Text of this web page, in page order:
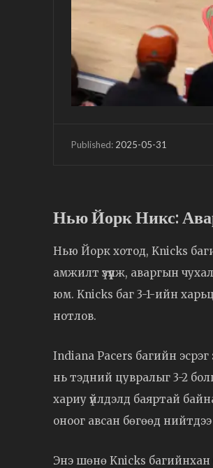
Published: 2025-05-31
Нью Йорк Никс:
Нью Йорк хотод, Knicks
амжилт үзүүлж, аваргын
юм. Knicks баг 3-1-ийн
нотлов.
Indiana Pacers багийн
нь тэдний цувралыг 3-2
хариу үйлдэлд баяртай
оноог авсан бөгөөд
Энэ шөнө Knicks багийнхан